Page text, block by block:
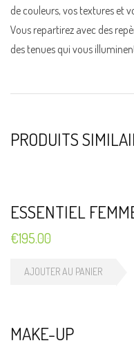
de couleurs, vos textures et
Vous repartirez avec des
des tenues qui vous
PRODUITS
ESSENTIEL
€195.00
AJOUTER AU PANIER
MAKE-UP